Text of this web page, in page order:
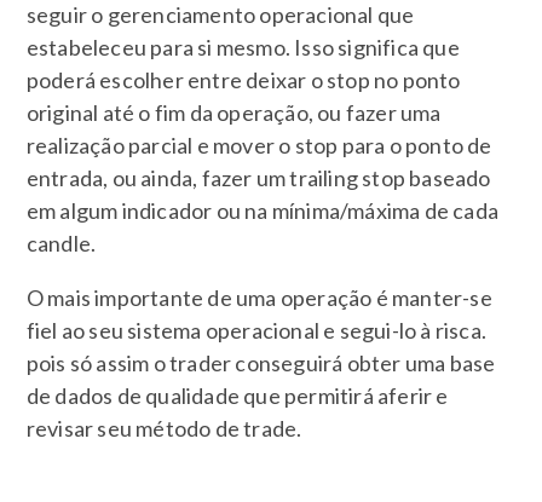
seguir o gerenciamento operacional que
estabeleceu para si mesmo. Isso significa que
poderá escolher entre deixar o stop no ponto
original até o fim da operação, ou fazer uma
realização parcial e mover o stop para o ponto de
entrada, ou ainda, fazer um trailing stop baseado
em algum indicador ou na mínima/máxima de cada
candle.
O mais importante de uma operação é manter-se
fiel ao seu sistema operacional e segui-lo à risca.
pois só assim o trader conseguirá obter uma base
de dados de qualidade que permitirá aferir e
revisar seu método de trade.